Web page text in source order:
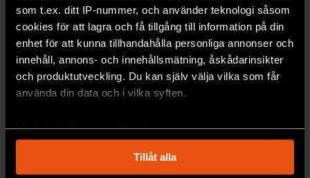
som t.ex. ditt IP-nummer, och använder teknologi såsom
cookies för att lagra och få tillgång till information på din
enhet för att kunna tillhandahålla personliga annonser och
innehåll, annons- och innehållsmätning, åskådarinsikter
och produktutveckling. Du kan själv välja vilka som får
använda din data och i vilka syften.
Med din tillåtelse skulle vi även vilja:
som kan ha en noggrannhet på upp till flera meter
Tillåt alla
PREMIUM MILJÖ & KLIMAT